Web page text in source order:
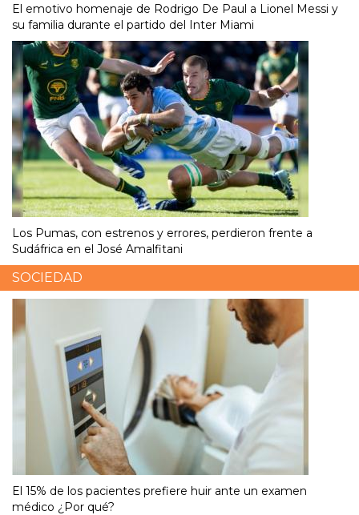
El emotivo homenaje de Rodrigo De Paul a Lionel Messi y
su familia durante el partido del Inter Miami
Los Pumas, con estrenos y errores, perdieron frente a
Sudáfrica en el José Amalfitani
SOCIEDAD
El 15% de los pacientes prefiere huir ante un examen
médico ¿Por qué?